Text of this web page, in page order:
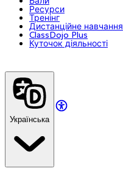
Ресурси
Тренінг
Дистанційне навчання
ClassDojo Plus
Куточок діяльності
Українська